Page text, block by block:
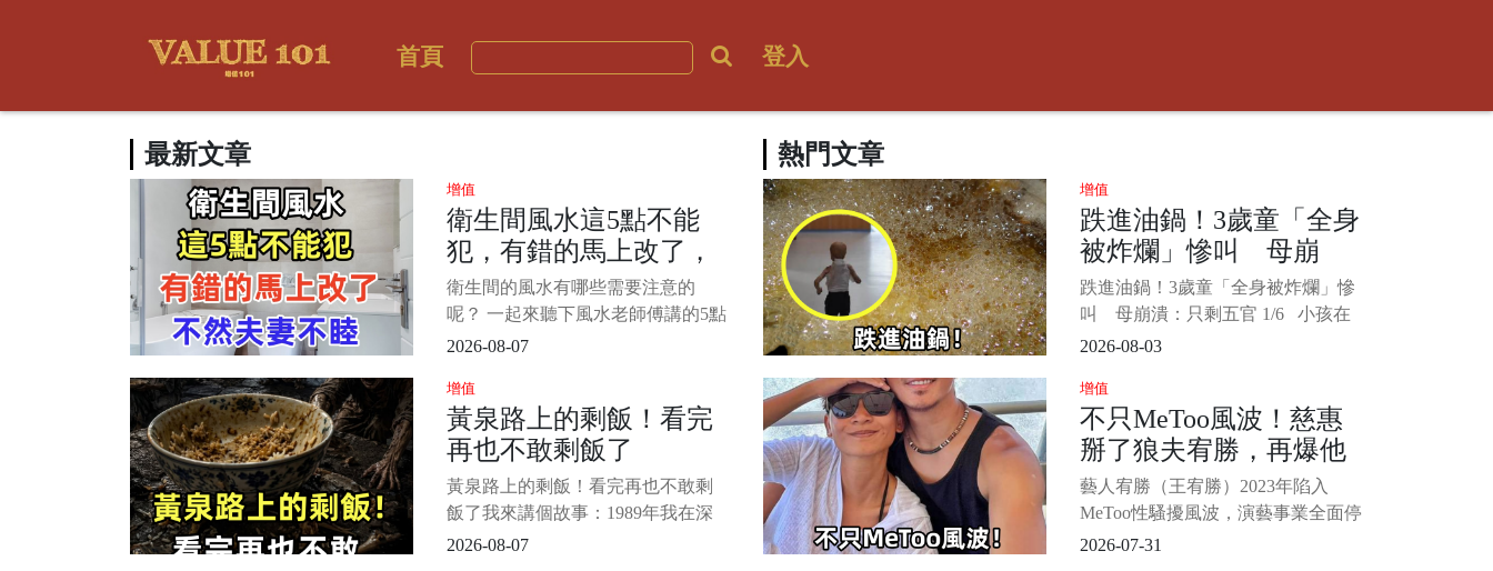
首頁 登入
最新文章
增值
衛生間風水這5點不能
犯，有錯的馬上改了，
不然夫妻不睦，永難富
衛生間的風水有哪些需要注意的
呢？ 一起來聽下風水老師傅講的5點
問題。 1/4 1、忌沖床沖大門很多人
有些人不但不破財，反而有桃花。
況且破財只是一種表象而已，引發
的手段不同而已。 比如廁所沖書
房，稱為穢氣
2026-08-07
增值
黃泉路上的剩飯！看完
再也不敢剩飯了
黃泉路上的剩飯！看完再也不敢剩
飯了我來講個故事：1989年我在深
圳認識李麗與李珊兩姐妹， 都是非
2026-08-07
熱門文章
增值
跌進油鍋！3歲童「全身
被炸爛」慘叫 母崩
潰：只剩五官
跌進油鍋！3歲童「全身被炸爛」慘
叫 母崩潰：只剩五官 1/6 小孩在
玩耍時大人千萬要注意周遭環境安
童和小朋友追逐打鬧，結果不慎跌
進滾燙油鍋，男童送醫後全身65%的
面積燒傷，媽媽看了崩潰喊「就像
被剝了皮的羔羊一樣」。
2026-08-03
增值
不只MeToo風波！慈惠
掰了狼夫宥勝，再爆他
長年惡習...
藝人宥勝（王宥勝）2023年陷入
MeToo性騷擾風波，演藝事業全面停
擺，2025年二審遭判刑8個月，緩刑
2026-07-31